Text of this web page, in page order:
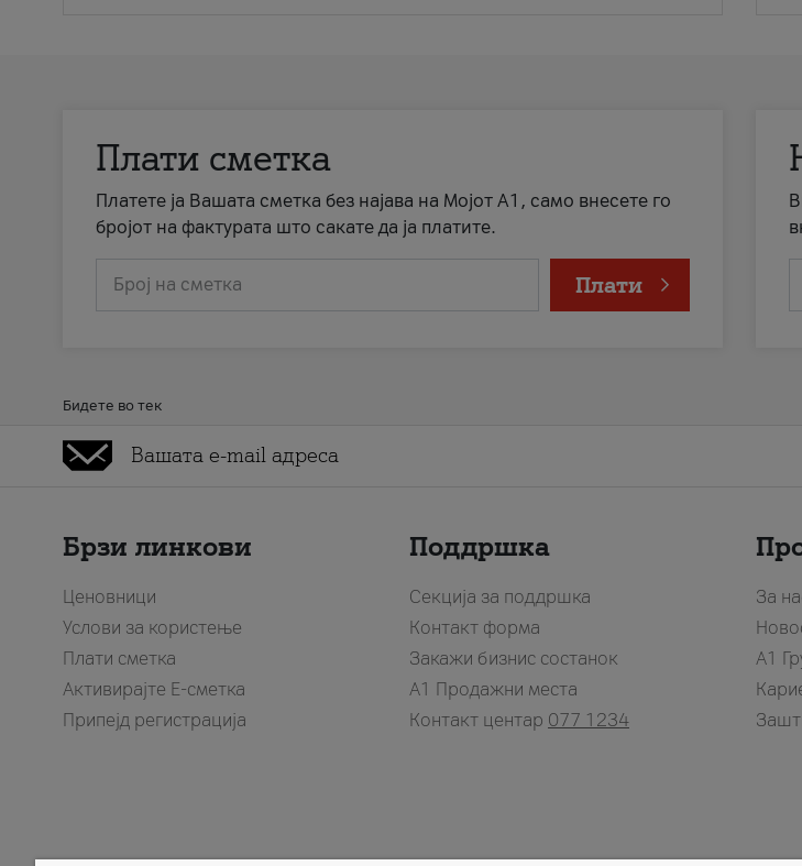
Плати сметка
Платете ја Вашата сметка без најава на Мојот А1, само внесете го
бројот на фактурата што сакате да ја платите.
Број на сметка Плати
Бидете во тек
Брзи линкови
Ценовници
Услови за користење
Плати сметка
Активирајте Е-сметка
Припејд регистрација
Поддршка
Секција за поддршка
Контакт форма
Закажи бизнис состанок
A1 Продажни места
Контакт центар 077 1234
За
А1